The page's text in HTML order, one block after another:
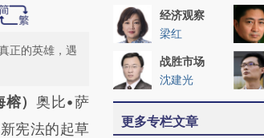
正的英雄，遇
文由第三方
章
榕）奥比•萨
宪法的起草
经济观察
梁红
战胜市场
沈建光
更多专栏文章